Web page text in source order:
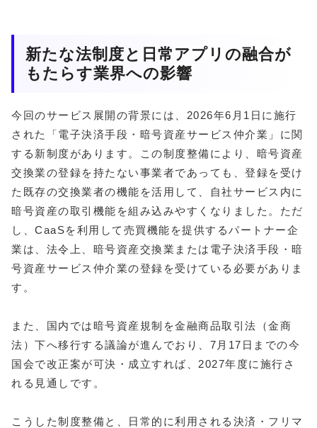
新たな法制度と日常アプリの融合が
もたらす業界への影響
今回のサービス展開の背景には、2026年6月1日に施行
された「電子決済手段・暗号資産サービス仲介業」に関
する新制度があります。この制度整備により、暗号資産
交換業の登録を持たない事業者であっても、登録を受け
た既存の交換業者の機能を活用して、自社サービス内に
暗号資産の取引機能を組み込みやすくなりました。ただ
し、CaaSを利用して売買機能を提供するパートナー企
業は、法令上、暗号資産交換業または電子決済手段・暗
号資産サービス仲介業の登録を受けている必要がありま
す。
また、国内では暗号資産規制を金融商品取引法（金商
法）下へ移行する議論が進んでおり、7月17日までの今
国会で改正案が可決・成立すれば、2027年度に施行さ
れる見通しです。
こうした制度整備と、日常的に利用される決済・フリマ